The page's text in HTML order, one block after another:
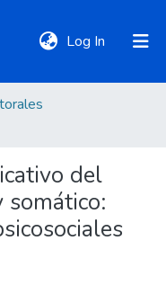
Log In (current)
del
somático: